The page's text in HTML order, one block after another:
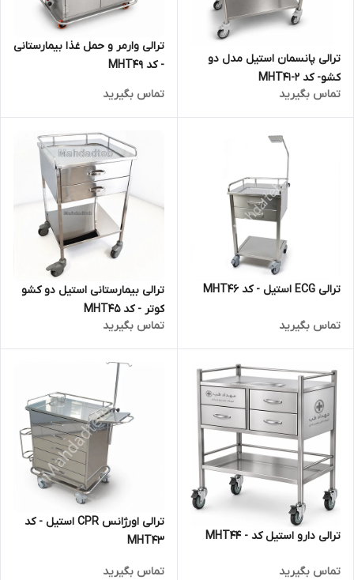
ترالی پانسمان استیل مدل دو
کشو- کد MHT41-2
تماس بگیرید
ترالی وارمر و حمل غذا بیمارستانی
- کد MHT49
تماس بگیرید
ترالی ECG استیل - کد MHT46
تماس بگیرید
ترالی بیمارستانی استیل دو کشو
کوتر - کد MHT45
تماس بگیرید
ترالی دارو استیل کد - MHT44
تماس بگیرید
ترالی اورژانس CPR استیل - کد
MHT43
تماس بگیرید